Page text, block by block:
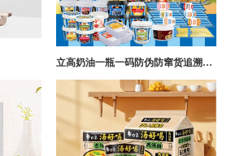
立高奶油一瓶一码防伪防窜货追溯系统解决方案